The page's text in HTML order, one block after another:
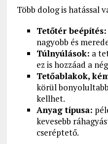
Több dolog is hatással
Tetőtér beépítés:
nagyobb és
Túlnyúlások: a
ez is hozzáad a
Tetőablakok,
körül
kellhet.
Anyag típusa:
kevesebb
cseréptető.